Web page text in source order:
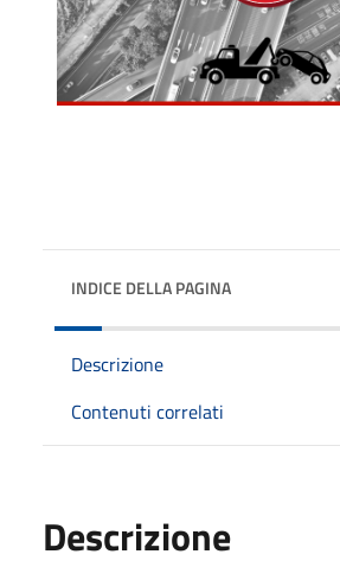
INDICE DELLA PAGINA
Descrizione
Contenuti correlati
Descrizione